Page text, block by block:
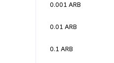
0.001 ARB
0.01 ARB
0.1 ARB